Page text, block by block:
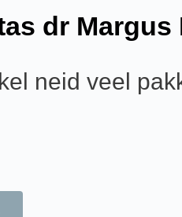
dr Margus
neid veel